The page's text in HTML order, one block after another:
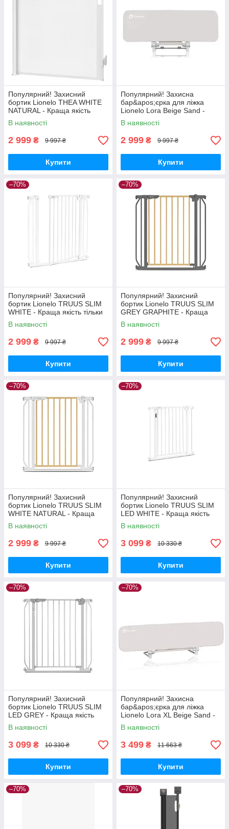
Популярний! Захисний
бортик Lionelo THEA WHITE
NATURAL - Краща якість
тільки на Nukleon.com.ua
В наявності
2 999 ₴ 9 997 ₴
Купити
Популярний! Захисна
бар&apos;єрка для ліжка
Lionelo Lora Beige Sand -
Краща якість тільки на
Nukleon.com.ua
В наявності
2 999 ₴ 9 997 ₴
Купити
–70%
Популярний! Захисний
бортик Lionelo TRUUS SLIM
WHITE - Краща якість тільки
на Nukleon.com.ua
В наявності
2 999 ₴ 9 997 ₴
Купити
–70%
Популярний! Захисний
бортик Lionelo TRUUS SLIM
GREY GRAPHITE - Краща
якість тільки на
Nukleon.com.ua
В наявності
2 999 ₴ 9 997 ₴
Купити
–70%
Популярний! Захисний
бортик Lionelo TRUUS SLIM
WHITE NATURAL - Краща
якість тільки на
Nukleon.com.ua
В наявності
2 999 ₴ 9 997 ₴
Купити
–70%
Популярний! Захисний
бортик Lionelo TRUUS SLIM
LED WHITE - Краща якість
тільки на Nukleon.com.ua
В наявності
3 099 ₴ 10 330 ₴
Купити
–70%
Популярний! Захисний
бортик Lionelo TRUUS SLIM
LED GREY - Краща якість
тільки на Nukleon.com.ua
В наявності
3 099 ₴ 10 330 ₴
Купити
–70%
Популярний! Захисна
бар&apos;єрка для ліжка
Lionelo Lora XL Beige Sand -
Краща якість тільки на
Nukleon.com.ua
В наявності
3 499 ₴ 11 663 ₴
Купити
–70% –70%